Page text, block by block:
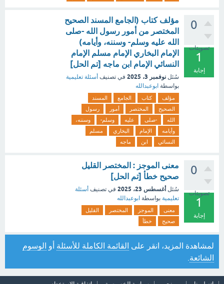
0
تصويتات
1
إجابة
مؤلف كتاب (الجامع المسند الصحيح
المختصر من أمور رسول الله -صلى
الله عليه وسلم- وسننه، وأيامه)
الإمام البخاري الإمام مسلم الإمام
النسائي الإمام ابن ماجه [تم الحل]
سُئل نوفمبر 3، 2025 في تصنيف أسئلة تعليمية
بواسطة ابوعبدالله
مؤلف كتاب الجامع
المسند
الصحيح
المختصر أمور
رسول
الله
-صلى عليه وسلم-
وسننه،
وأيامه
الإمام البخاري
مسلم
النسائي
ابن ماجه
0
تصويتات
1
إجابة
معنى الموجز : المختصر القليل
صحيح خطأ [تم الحل]
سُئل أغسطس 23، 2025 في تصنيف أسئلة
تعليمية بواسطة ابوعبدالله
معنى الموجز المختصر
القليل
صحيح
خطأ
لمشاهدة المزيد، انقر على القائمة الكاملة للأسئلة أو الوسوم
الشائعة